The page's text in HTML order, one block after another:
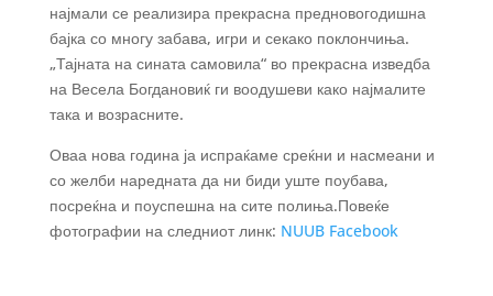
најмали се реализира прекрасна предновогодишна
бајка со многу забава, игри и секако поклончиња.
„Тајната на сината самовила“ во прекрасна изведба
на Весела Богдановиќ ги воодушеви како најмалите
така и возрасните.
Оваа нова година ја испраќаме среќни и насмеани и
со желби наредната да ни биди уште поубава,
посреќна и поуспешна на сите полиња.Повеќе
фотографии на следниот линк: NUUB Facebook